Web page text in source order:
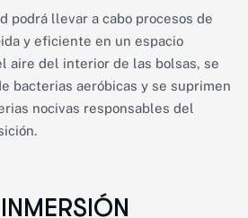
podrá llevar a cabo procesos de
y eficiente en un espacio
aire del interior de las bolsas, se
bacterias aeróbicas y se suprimen
nocivas responsables del